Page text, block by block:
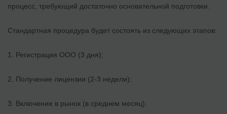
процесс, требующий достаточно основательной подготовки.
Стандартная процедура будет состоять из следующих этапов:
1. Регистрация ООО (3 дня);
2. Получение лицензии (2-3 недели);
3. Включение в рынок (в среднем месяц):